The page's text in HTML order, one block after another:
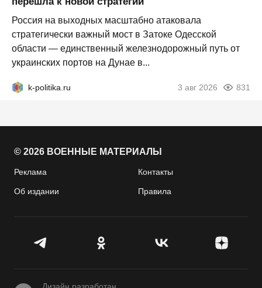
Россия на выходных масштабно атаковала
стратегически важный мост в Затоке Одесской
области — единственный железнодорожный путь от
украинских портов на Дунае в...
k-politika.ru 3 авг 2026 831
© 2026 ВОЕННЫЕ МАТЕРИАЛЫ
Реклама Контакты
Об издании Правила